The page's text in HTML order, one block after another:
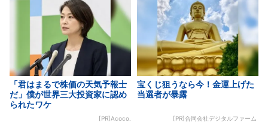
「君はまるで株価の天気予報士
だ」僕が世界三大投資家に認め
られたワケ
[PR]Acoco.
宝くじ狙うなら今！金運上げた
当選者が暴露
[PR]合同会社デジタルファーム